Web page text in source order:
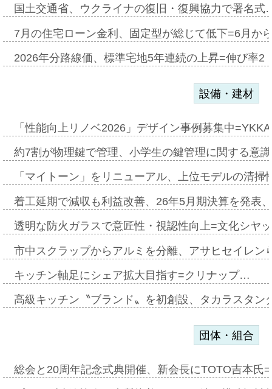
国土交通省、ウクライナの復旧・復興協力で署名
7月の住宅ローン金利、固定型が総じて低下=6月か
2026年分路線価、標準宅地5年連続の上昇=伸び率
設備・建材
「性能向上リノベ2026」デザイン事例募集中
約7割が物理鍵で管理、小学生の鍵管理に関する意
「マイトーン」をリニューアル、上位モデルの清
着工延期で減収も利益改善、26年5月期決算を発表
透明な防火ガラスで意匠性・視認性向上=文化シヤ
市中スクラップからアルミを分離、アサヒセイレ
キッチン軸足にシェア拡大目指す=クリナップ…
高級キッチン〝ブランド〟を初創設、タカラスタ
団体・組合
総会と20周年記念式典開催、新会長にTOTO吉本氏